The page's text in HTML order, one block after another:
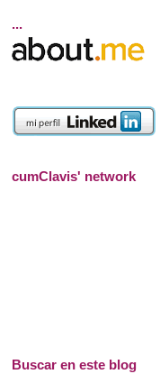
...
cumClavis' network
Buscar en este blog